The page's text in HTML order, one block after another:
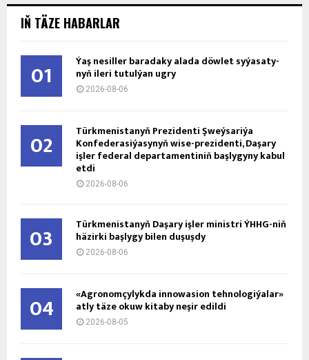
IŇ TÄZE HABARLAR
01 Ýaş ne­sil­ler ba­ra­da­ky ala­da döw­let sy­ýa­sa­ty­
nyň ile­ri tu­tul­ýan ug­ry
2026-08-06
02 Türkmenistanyň Prezidenti Şweýsariýa
Konfederasiýasynyň wise-prezidenti, Daşary
işler federal departamentiniň başlygyny kabul
etdi
2026-08-06
03 Türkmenistanyň Daşary işler ministri ÝHHG-niň
häzirki başlygy bilen duşuşdy
2026-08-06
04 «Agronomçylykda innowasion tehnologiýalar»
atly täze okuw kitaby neşir edildi
2026-08-05